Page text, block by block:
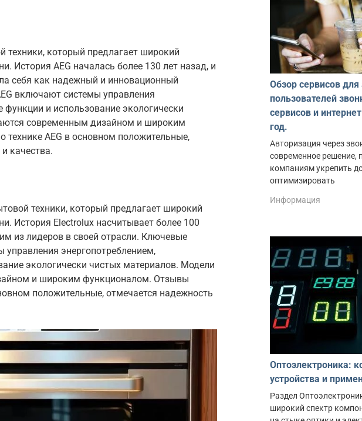
техники, который предлагает широкий
История AEG началась более 130 лет назад, и
себя как надежный и инновационный
включают системы управления
функции и использование экологически
современным дизайном и широким
AEG в основном положительные,
качества.
техники, который предлагает широкий
История Electrolux насчитывает более 100
из лидеров в своей отрасли. Ключевые
энергопотреблением,
экологически чистых материалов. Модели
и широким функционалом. Отзывы
положительные, отмечается надежность
Обзор сервисов для
пользователей
сервисов и
год.
Авторизация через
современное решение,
компаниям укрепить
оптимизировать
Информация
Оптоэлектроника:
устройства и
Раздел
широкий спектр